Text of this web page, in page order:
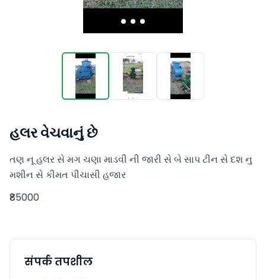
હલર વેચવાનું છે
તણ નૂ હલર સે મગ ચણા માડવી ની જારી સે બે સાપ ટીન સે દશ નુ
મશીન સે કીમત પીચાસી હજાર
₹85000
संपर्क तपशील